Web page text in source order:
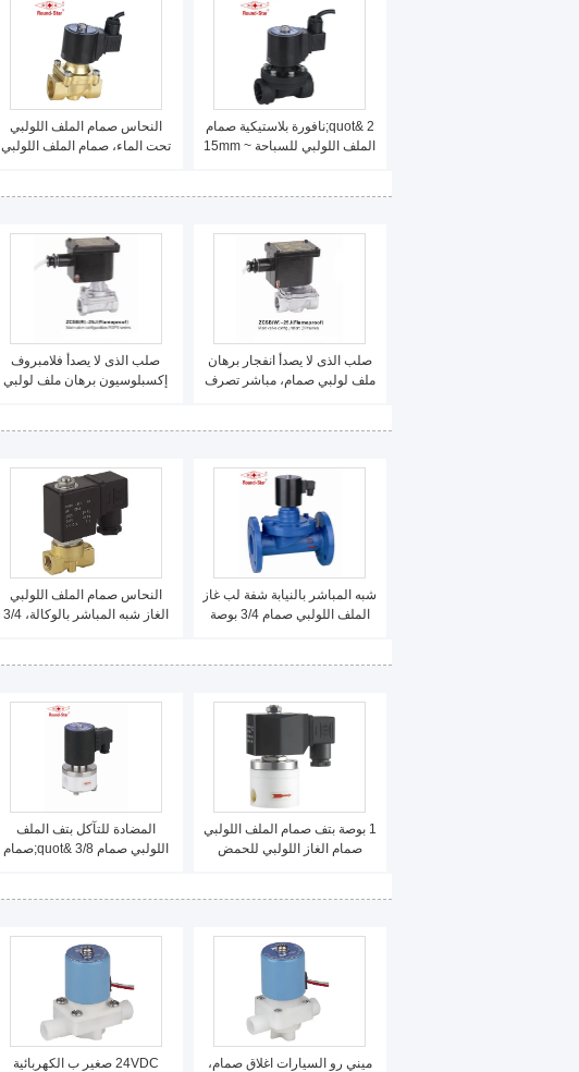
النحاس صمام الملف اللولبي
تحت الماء، صمام الملف اللولبي
2 &quot;نافورة بلاستيكية صمام
الملف اللولبي للسباحة 15mm ~
صلب الذى لا يصدأ فلامبروف
إكسبلوسيون برهان ملف لولبي
صلب الذى لا يصدأ انفجار برهان
ملف لولبي صمام، مباشر تصرف
النحاس صمام الملف اللولبي
الغاز شبه المباشر بالوكالة، 3/4
شبه المباشر بالنيابة شفة لب غاز
الملف اللولبي صمام 3/4 بوصة
المضادة للتآكل بتف الملف
اللولبي صمام 3/8 &quot;صمام
1 بوصة بتف صمام الملف اللولبي
صمام الغاز اللولبي للحمض
24VDC صغير ب الكهربائية
ميني رو السيارات اغلاق صمام،